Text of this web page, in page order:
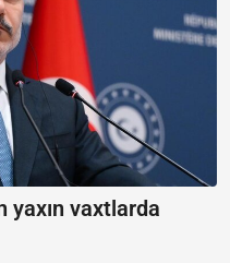
yaxın vaxtlarda